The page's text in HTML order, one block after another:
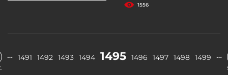
1556
… 1491 1492 1493 1494 1495 1496 1497 1498 1499 …